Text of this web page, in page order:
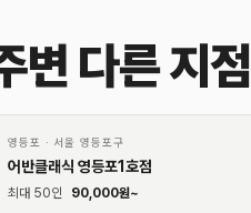
변 다른 지점
01
영등포 · 서울 영등포구
어반클래식 영등포1호점
최대 50인 90,000원~